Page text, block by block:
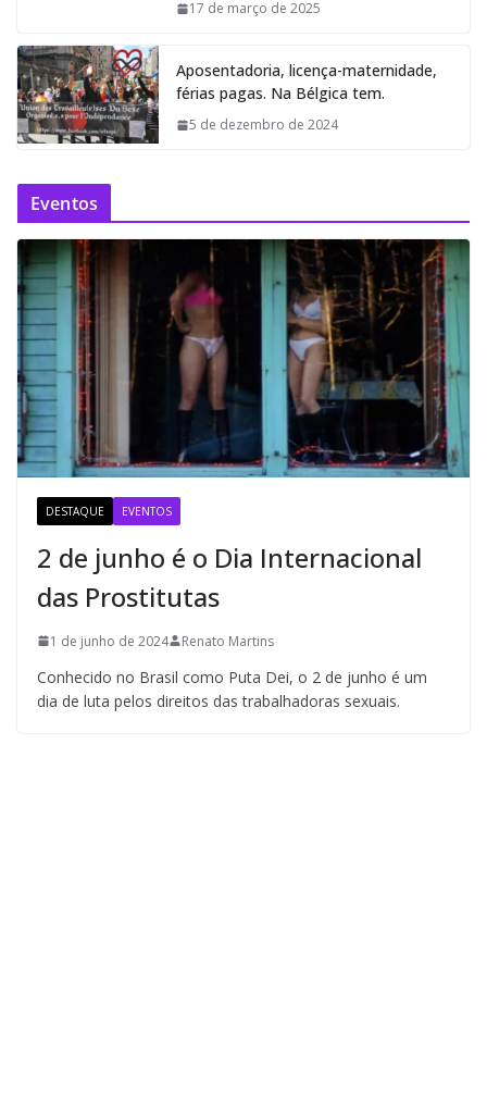
17 de março de 2025
Aposentadoria, licença-maternidade,
férias pagas. Na Bélgica tem.
5 de dezembro de 2024
Eventos
DESTAQUE EVENTOS
2 de junho é o Dia Internacional
das Prostitutas
1 de junho de 2024 Renato Martins
Conhecido no Brasil como Puta Dei, o 2 de junho é um
dia de luta pelos direitos das trabalhadoras sexuais.